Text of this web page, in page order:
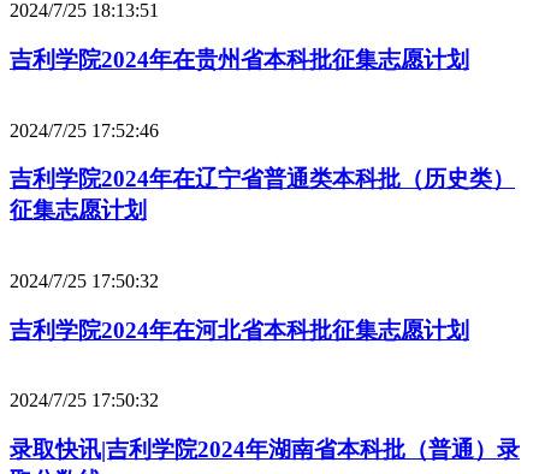
2024/7/25 18:13:51
吉利学院2024年在贵州省本科批征集志愿计划
2024/7/25 17:52:46
吉利学院2024年在辽宁省普通类本科批（历史类）
征集志愿计划
2024/7/25 17:50:32
吉利学院2024年在河北省本科批征集志愿计划
2024/7/25 17:50:32
录取快讯|吉利学院2024年湖南省本科批（普通）录